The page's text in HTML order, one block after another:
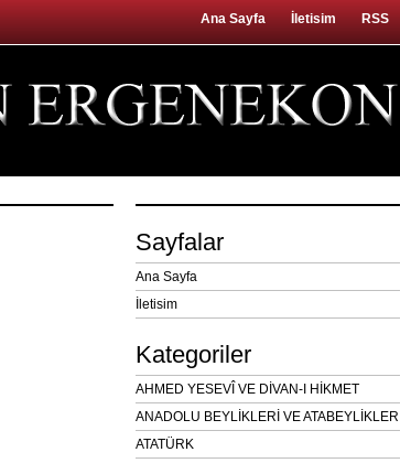
Ana Sayfa İletisim RSS
Sayfalar
Ana Sayfa
İletisim
Kategoriler
AHMED YESEVÎ VE DİVAN-I HİKMET
ANADOLU BEYLİKLERİ VE ATABEYLİKLER
ATATÜRK